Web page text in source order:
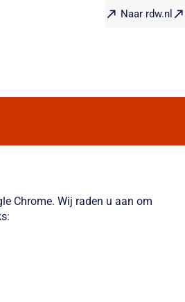
Naar rdw.nl
Chrome. Wij raden u aan om